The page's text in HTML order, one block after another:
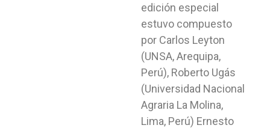
edición especial
estuvo compuesto
por Carlos Leyton
(UNSA, Arequipa,
Perú), Roberto Ugás
(Universidad Nacional
Agraria La Molina,
Lima, Perú) Ernesto